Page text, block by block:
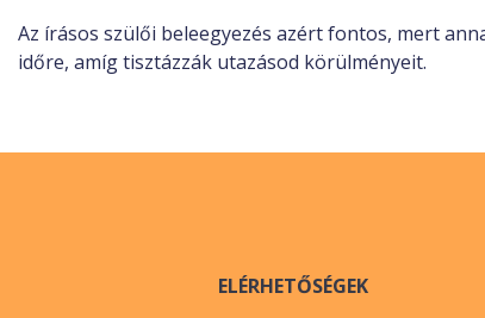
Az írásos szülői beleegyezés azért fontos, mert
időre, amíg tisztázzák utazásod körülményeit.
ELÉRHETŐSÉGEK